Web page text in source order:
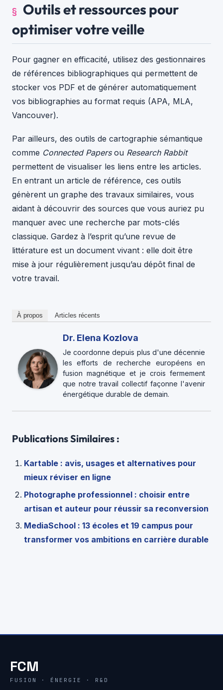
Outils et ressources pour
optimiser votre veille
Pour gagner en efficacité, utilisez des gestionnaires
de références bibliographiques qui permettent de
stocker vos PDF et de générer automatiquement
vos bibliographies au format requis (APA, MLA,
Vancouver).
Par ailleurs, des outils de cartographie sémantique
comme Connected Papersou Research Rabbit
permettent de visualiser les liens entre les articles.
En entrant un article de référence, ces outils
génèrent un graphe des travaux similaires, vous
aidant à découvrir des sources que vous auriez pu
manquer avec une recherche par mots-clés
classique. Gardez à l’esprit qu’une revue de
littérature est un document vivant : elle doit être
mise à jour régulièrement jusqu’au dépôt final de
votre travail.
À propos Articles récents
Dr. Elena Kozlova
Je coordonne depuis plus d'une décennie
les efforts de recherche européens en
fusion magnétique et je crois fermement
que notre travail collectif façonne l'avenir
énergétique durable de demain.
Publications Similaires :
Kartable : avis, usages et alternatives pour
mieux réviser en ligne
Photographe professionnel : choisir entre
artisan et auteur pour réussir sa reconversion
MediaSchool : 13 écoles et 19 campus pour
transformer vos ambitions en carrière durable
FCM
FUSION · ÉNERGIE · R&D